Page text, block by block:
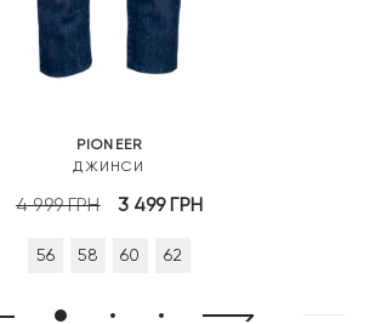
PIONEER
ДЖИНСИ
4 999ГРН
Оригінальна
4
3 499ГРН
56 58 60 62